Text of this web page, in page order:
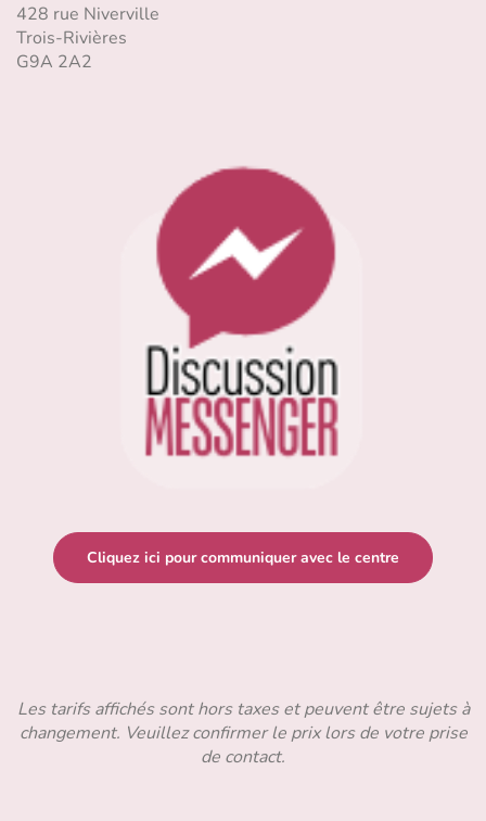
428 rue Niverville
Trois-Rivières
G9A 2A2
Cliquez ici pour communiquer avec le centre
Les tarifs affichés sont hors taxes et peuvent être sujets à
changement. Veuillez confirmer le prix lors de votre prise
de contact.